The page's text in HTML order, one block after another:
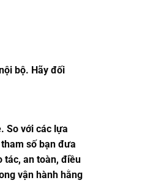
bộ. Hãy đối
So với các lựa
số bạn đưa
tác, an toàn, điều
vận hành hằng